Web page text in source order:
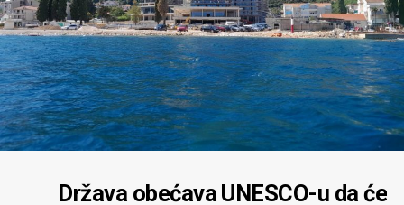
Država obećava UNESCO-u da će